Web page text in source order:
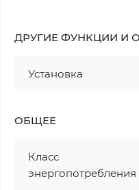
ДРУГИЕ ФУНКЦИИ И
Установка
ОБЩЕЕ
Класс
энергопотребления